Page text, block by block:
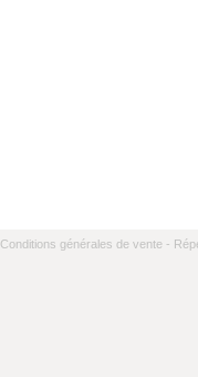
Conditions générales de vente -